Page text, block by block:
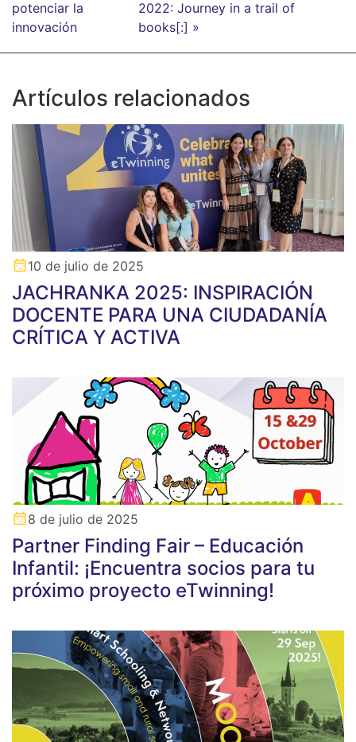
potenciar la
innovación
2022: Journey in a trail of
books[:] »
Artículos relacionados
10 de julio de 2025
JACHRANKA 2025: INSPIRACIÓN
DOCENTE PARA UNA CIUDADANÍA
CRÍTICA Y ACTIVA
8 de julio de 2025
Partner Finding Fair – Educación
Infantil: ¡Encuentra socios para tu
próximo proyecto eTwinning!